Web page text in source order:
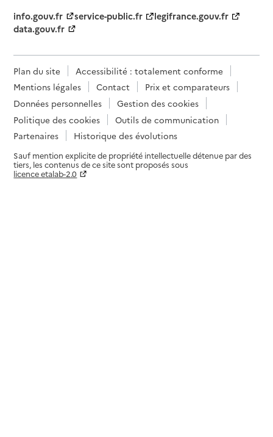
info.gouv.fr
service-public.fr
legifrance.gouv.fr
data.gouv.fr
Plan du site
Accessibilité : totalement conforme
Mentions légales
Contact
Prix et comparateurs
Données personnelles
Gestion des cookies
Politique des cookies
Outils de communication
Partenaires
Historique des évolutions
Sauf mention explicite de propriété intellectuelle détenue par des
tiers, les contenus de ce site sont proposés sous
licence etalab-2.0